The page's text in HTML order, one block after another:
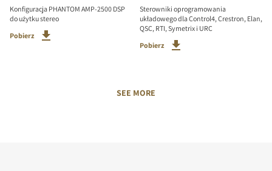
Konfiguracja PHANTOM AMP-2500 DSP
do użytku stereo
Pobierz
Sterowniki oprogramowania
układowego dla Control4, Crestron, Elan,
QSC, RTI, Symetrix i URC
Pobierz
SEE MORE